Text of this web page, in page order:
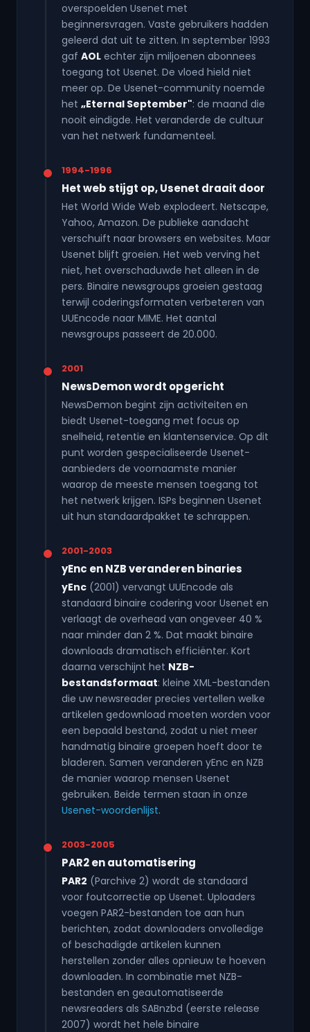
overspoelden Usenet met
beginnersvragen. Vaste gebruikers hadden
geleerd dat uit te zitten. In september 1993
gaf AOL echter zijn miljoenen abonnees
toegang tot Usenet. De vloed hield niet
meer op. De Usenet-community noemde
het „Eternal September": de maand die
nooit eindigde. Het veranderde de cultuur
van het netwerk fundamenteel.
1994-1996
Het web stijgt op, Usenet draait door
Het World Wide Web explodeert. Netscape,
Yahoo, Amazon. De publieke aandacht
verschuift naar browsers en websites. Maar
Usenet blijft groeien. Het web verving het
niet, het overschaduwde het alleen in de
pers. Binaire newsgroups groeien gestaag
terwijl coderingsformaten verbeteren van
UUEncode naar MIME. Het aantal
newsgroups passeert de 20.000.
2001
NewsDemon wordt opgericht
NewsDemon begint zijn activiteiten en
biedt Usenet-toegang met focus op
snelheid, retentie en klantenservice. Op dit
punt worden gespecialiseerde Usenet-
aanbieders de voornaamste manier
waarop de meeste mensen toegang tot
het netwerk krijgen. ISPs beginnen Usenet
uit hun standaardpakket te schrappen.
2001-2003
yEnc en NZB veranderen binaries
yEnc (2001) vervangt UUEncode als
standaard binaire codering voor Usenet en
verlaagt de overhead van ongeveer 40 %
naar minder dan 2 %. Dat maakt binaire
downloads dramatisch efficiënter. Kort
daarna verschijnt het NZB-
bestandsformaat: kleine XML-bestanden
die uw newsreader precies vertellen welke
artikelen gedownload moeten worden voor
een bepaald bestand, zodat u niet meer
handmatig binaire groepen hoeft door te
bladeren. Samen veranderen yEnc en NZB
de manier waarop mensen Usenet
gebruiken. Beide termen staan in onze
Usenet-woordenlijst.
2003-2005
PAR2 en automatisering
PAR2 (Parchive 2) wordt de standaard
voor foutcorrectie op Usenet. Uploaders
voegen PAR2-bestanden toe aan hun
berichten, zodat downloaders onvolledige
of beschadigde artikelen kunnen
herstellen zonder alles opnieuw te hoeven
downloaden. In combinatie met NZB-
bestanden en geautomatiseerde
newsreaders als SABnzbd (eerste release
2007) wordt het hele binaire